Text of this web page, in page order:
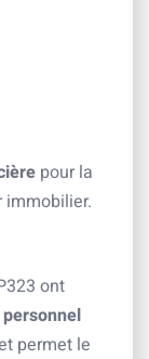
pour la
ont
permet le